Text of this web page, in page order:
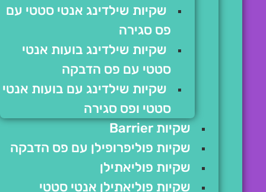
שקיות שילדינג אנטי סטטי עם
פס סגירה
שקיות שילדינג בועות אנטי
סטטי עם פס הדבקה
שקיות שילדינג עם בועות אנטי
סטטי ופס סגירה
שקיות Barrier
שקיות פוליפרופילן עם פס הדבקה
שקיות פוליאתילן
שקיות פוליאתילן אנטי סטטי